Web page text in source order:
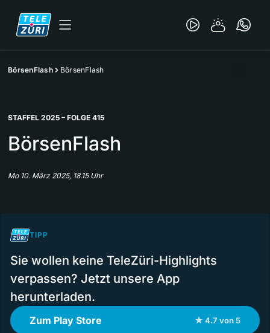
BörsenFlash BörsenFlash
STAFFEL 2025 – FOLGE 415
BörsenFlash
Mo 10. März 2025, 18.15 Uhr
TIPP
Sie wollen keine TeleZüri-Highlights
verpassen? Jetzt unsere App
herunterladen.
Zum Play Store ★ 4.7 von 5